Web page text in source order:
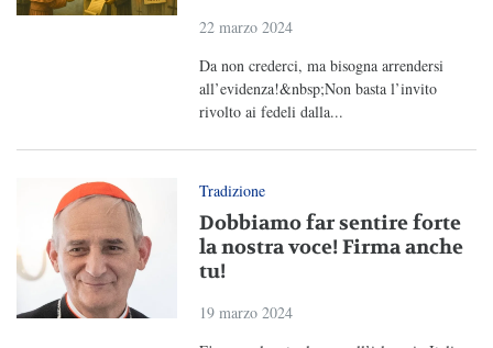
22 marzo 2024
Da non crederci, ma bisogna arrendersi
all’evidenza!&nbsp;Non basta l’invito
rivolto ai fedeli dalla...
Tradizione
Dobbiamo far sentire forte
la nostra voce! Firma anche
tu!
19 marzo 2024